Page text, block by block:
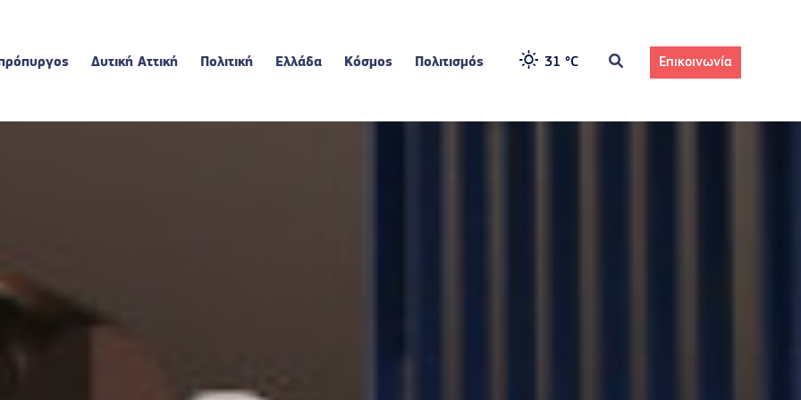
Δυτική Αττική Πολιτική Ελλάδα Κόσμος Πολιτισμός 31 °C Επικοινωνία